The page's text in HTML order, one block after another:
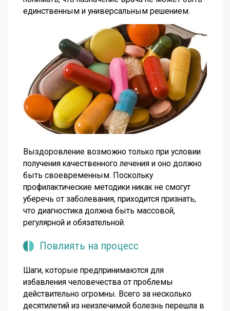
единственным и универсальным решением.
Выздоровление возможно только при условии
получения качественного лечения и оно должно
быть своевременным. Поскольку
профилактические методики никак не смогут
уберечь от заболевания, приходится признать,
что диагностика должна быть массовой,
регулярной и обязательной.
Повлиять на процесс
Шаги, которые предпринимаются для
избавления человечества от проблемы
действительно огромны. Всего за несколько
десятилетий из неизлечимой болезнь перешла в